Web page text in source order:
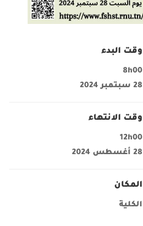
وقت البدء
8h00
28 سبتمبر 2024
وقت الانتهاء
12h00
28 أغسطس 2024
المكان
الكلية